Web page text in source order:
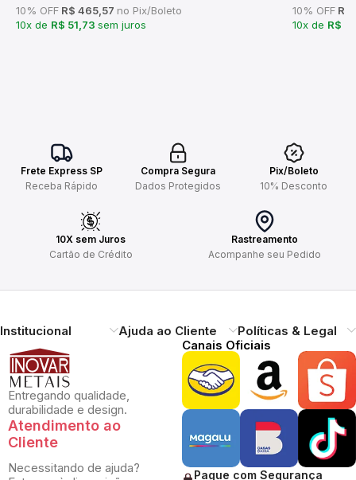
10% OFF R$ 465,57 no Pix/Boleto
10x de R$ 51,73 sem juros
10% OFF
10x de R$
Frete Express SP
Receba Rápido
Compra Segura
Dados Protegidos
Pix/Boleto
10% Desconto
10X sem Juros
Cartão de Crédito
Rastreamento
Acompanhe seu Pedido
Institucional Ajuda ao Cliente Políticas & Legal
Entregando qualidade,
durabilidade e design.
Atendimento ao
Cliente
Necessitando de ajuda?
Canais Oficiais
Pague com Segurança